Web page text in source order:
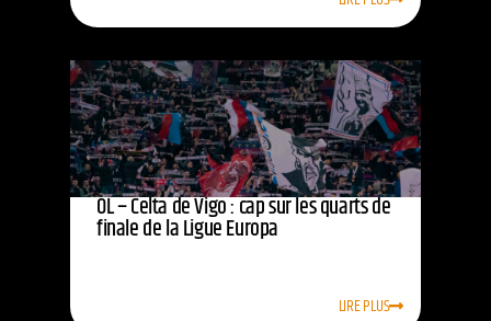
OL – Celta de Vigo : cap sur les quarts de
finale de la Ligue Europa
LIRE PLUS